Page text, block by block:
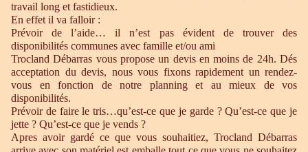
travail long et fastidieux.
En effet il va falloir :
Prévoir de l’aide… il n’est pas évident de trouver des
disponibilités communes avec famille et/ou ami
Trocland Débarras vous propose un devis en moins de 24h. Dés
acceptation du devis, nous vous fixons rapidement un rendez-
vous en fonction de notre planning et au mieux de vos
disponibilités.
Prévoir de faire le tris…qu’est-ce que je garde ? Qu’est-ce que je
jette ? Qu’est-ce que je vends ?
Apres avoir gardé ce que vous souhaitiez, Trocland Débarras